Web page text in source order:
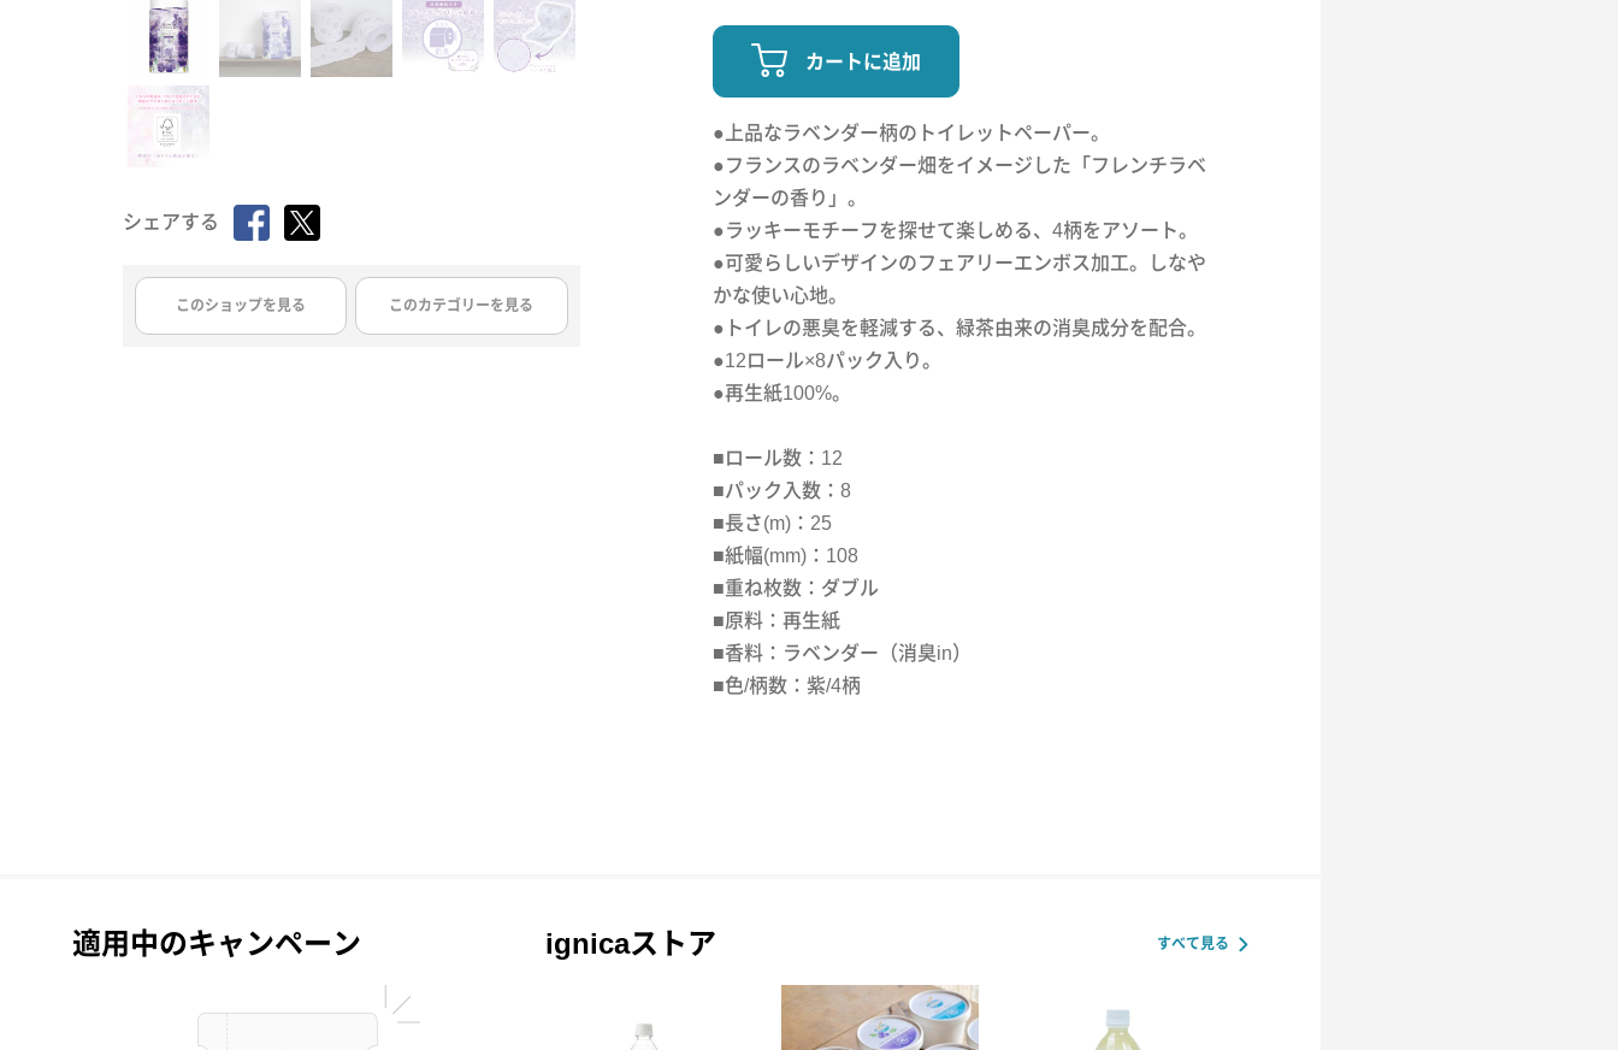
シェアする
このショップを見る このカテゴリーを見る
カートに追加
●上品なラベンダー柄のトイレットペーパー。
●フランスのラベンダー畑をイメージした「フレンチラベ
ンダーの香り」。
●ラッキーモチーフを探せて楽しめる、4柄をアソート。
●可愛らしいデザインのフェアリーエンボス加工。しなや
かな使い心地。
●トイレの悪臭を軽減する、緑茶由来の消臭成分を配合。
●12ロール×8パック入り。
●再生紙100%。
■ロール数：12
■パック入数：8
■長さ(m)：25
■紙幅(mm)：108
■重ね枚数：ダブル
■原料：再生紙
■香料：ラベンダー（消臭in）
■色/柄数：紫/4柄
適用中のキャンペーン ignicaストア すべて見る